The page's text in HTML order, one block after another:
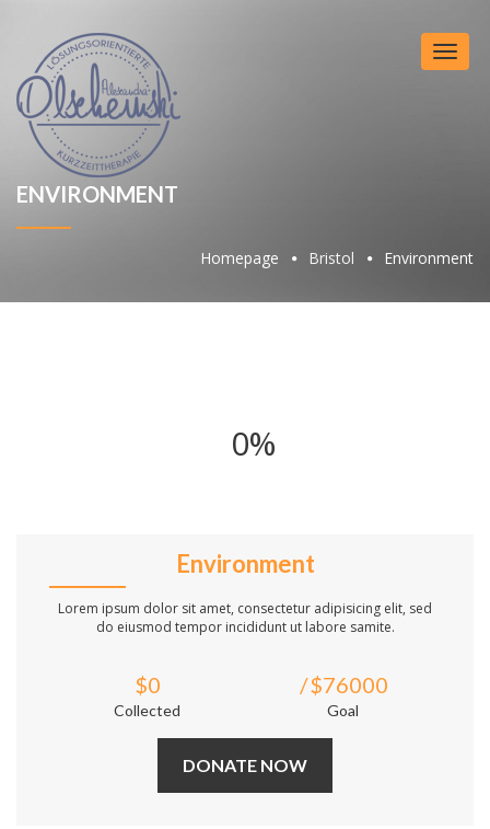
ENVIRONMENT
Homepage Bristol Environment
0%
Environment
Lorem ipsum dolor sit amet, consectetur adipisicing elit, sed
do eiusmod tempor incididunt ut labore samite.
$0
Collected
$76000
Goal
DONATE NOW